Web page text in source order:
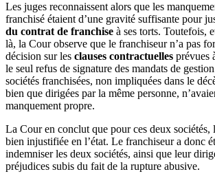
Les juges reconnaissent alors que les
franchisé étaient d’une gravité suffisante pour
du contrat de franchise à ses torts. Toutefois,
là, la Cour observe que le franchiseur n’a pas
décision sur les clauses contractuelles prévues
le seul refus de signature des mandats de
sociétés franchisées, non impliquées dans le
bien que dirigées par la même personne,
manquement propre.
La Cour en conclut que pour ces deux sociétés,
bien injustifiée en l’état. Le franchiseur a donc
indemniser les deux sociétés, ainsi que leur
préjudices subis du fait de la rupture abusive.